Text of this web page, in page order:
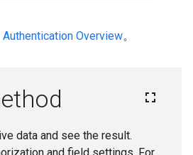
Authentication Overview。